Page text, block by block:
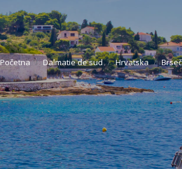
Početna Dalmatie de sud Hrvatska